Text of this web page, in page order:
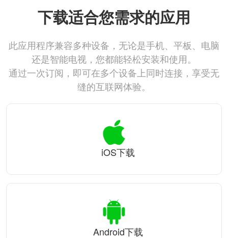
下载适合您需求的应用
此应用程序兼容多种设备，无论是手机、平板、电脑
还是智能电视，您都能轻松安装和使用。
通过一次订阅，即可在多个设备上同时连接，享受无
缝的互联网体验。
iOS下载
Android下载